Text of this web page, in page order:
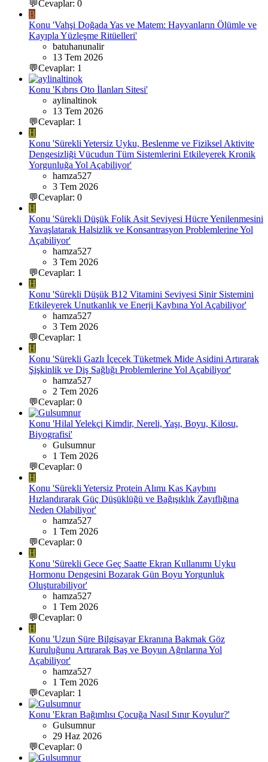
💬Cevaplar: 0
B
Konu 'Vahşi Doğada Yas ve Matem: Hayvanların Ölümle ve
Kayıpla Yüzleşme Ritüelleri'
batuhanunalir
13 Tem 2026
💬Cevaplar: 1
Konu 'Kıbrıs Oto İlanları Sitesi'
aylinaltinok
13 Tem 2026
💬Cevaplar: 1
H
Konu 'Sürekli Yetersiz Uyku, Beslenme ve Fiziksel Aktivite
Dengesizliği Vücudun Tüm Sistemlerini Etkileyerek Kronik
Yorgunluğa Yol Açabiliyor'
hamza527
3 Tem 2026
💬Cevaplar: 0
H
Konu 'Sürekli Düşük Folik Asit Seviyesi Hücre Yenilenmesini
Yavaşlatarak Halsizlik ve Konsantrasyon Problemlerine Yol
Açabiliyor'
hamza527
3 Tem 2026
💬Cevaplar: 1
H
Konu 'Sürekli Düşük B12 Vitamini Seviyesi Sinir Sistemini
Etkileyerek Unutkanlık ve Enerji Kaybına Yol Açabiliyor'
hamza527
3 Tem 2026
💬Cevaplar: 1
H
Konu 'Sürekli Gazlı İçecek Tüketmek Mide Asidini Artırarak
Şişkinlik ve Diş Sağlığı Problemlerine Yol Açabiliyor'
hamza527
2 Tem 2026
💬Cevaplar: 0
Konu 'Hilal Yelekçi Kimdir, Nereli, Yaşı, Boyu, Kilosu,
Biyografisi'
Gulsumnur
1 Tem 2026
💬Cevaplar: 0
H
Konu 'Sürekli Yetersiz Protein Alımı Kas Kaybını
Hızlandırarak Güç Düşüklüğü ve Bağışıklık Zayıflığına
Neden Olabiliyor'
hamza527
1 Tem 2026
💬Cevaplar: 0
H
Konu 'Sürekli Gece Geç Saatte Ekran Kullanımı Uyku
Hormonu Dengesini Bozarak Gün Boyu Yorgunluk
Oluşturabiliyor'
hamza527
1 Tem 2026
💬Cevaplar: 0
H
Konu 'Uzun Süre Bilgisayar Ekranına Bakmak Göz
Kuruluğunu Artırarak Baş ve Boyun Ağrılarına Yol
Açabiliyor'
hamza527
1 Tem 2026
💬Cevaplar: 1
Konu 'Ekran Bağımlısı Çocuğa Nasıl Sınır Koyulur?'
Gulsumnur
29 Haz 2026
💬Cevaplar: 0